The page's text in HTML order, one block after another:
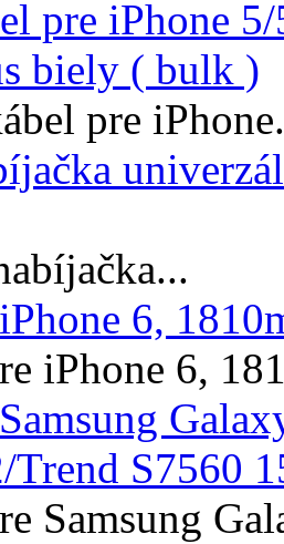
pre iPhone
biely ( bulk )
pre
6,
iPhone 6,
Trend S7560
Samsung